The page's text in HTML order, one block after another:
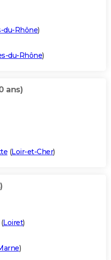
du-Rhône)
du-Rhône)
ans)
(Loir-et-Cher)
(Loiret)
)